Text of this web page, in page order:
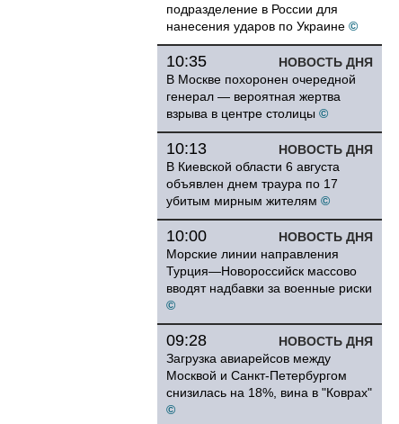
подразделение в России для
нанесения ударов по Украине ©
НОВОСТЬ ДНЯ
10:35
В Москве похоронен очередной
генерал — вероятная жертва
взрыва в центре столицы ©
НОВОСТЬ ДНЯ
10:13
В Киевской области 6 августа
объявлен днем траура по 17
убитым мирным жителям ©
НОВОСТЬ ДНЯ
10:00
Морские линии направления
Турция—Новороссийск массово
вводят надбавки за военные риски
©
НОВОСТЬ ДНЯ
09:28
Загрузка авиарейсов между
Москвой и Санкт-Петербургом
снизилась на 18%, вина в "Коврах"
©